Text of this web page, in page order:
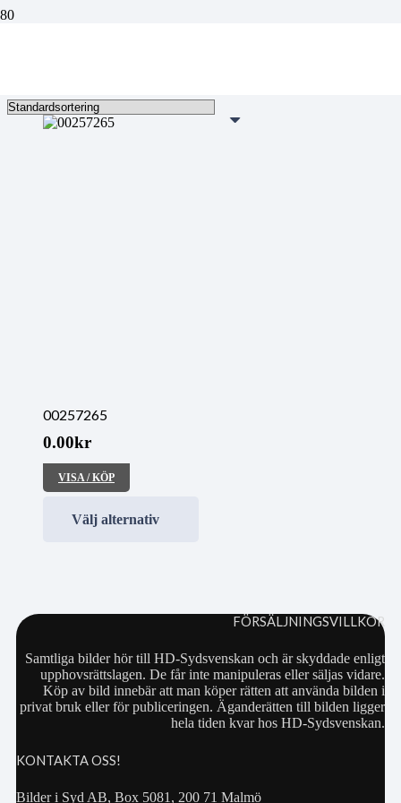
00257265
0.00kr
VISA / KÖP
Välj alternativ
FÖRSÄLJNINGSVILLKOR
Samtliga bilder hör till HD-Sydsvenskan och är skyddade enligt
upphovsrättslagen. De får inte manipuleras eller säljas vidare.
Köp av bild innebär att man köper rätten att använda bilden i
privat bruk eller för publiceringen. Äganderätten till bilden ligger
hela tiden kvar hos HD-Sydsvenskan.
KONTAKTA OSS!
Bilder i Syd AB, Box 5081, 200 71 Malmö